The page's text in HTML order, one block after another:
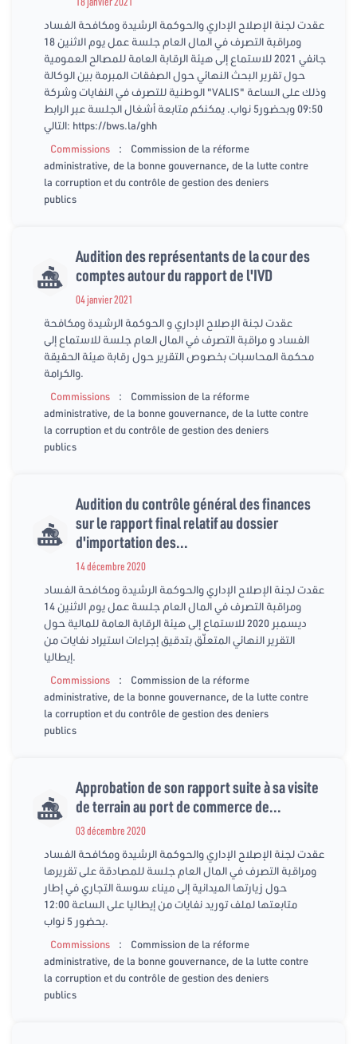
عقدت لجنة الإصلاح الإداري والحوكمة الرشيدة ومكافحة الفساد
ومراقبة التصرف في المال العام جلسة عمل يوم الاثنين 18
جانفي 2021 للاستماع إلى هيئة الرقابة العامة للمصالح العمومية
حول تقرير البحث النهائي حول الصفقات المبرمة بين الوكالة
الوطنية للتصرف في النفايات وشركة "VALIS" وذلك على الساعة
09:50 وبحضور5 نواب. يمكنكم متابعة أشغال الجلسة عبر الرابط
التالي: https://bws.la/ghh
Commissions
:
Commission de la réforme
administrative, de la bonne gouvernance, de la lutte contre
la corruption et du contrôle de gestion des deniers
publics
Audition des représentants de la cour des
comptes autour du rapport de l'IVD
04 janvier 2021
عقدت لجنة الإصلاح الإداري و الحوكمة الرشيدة ومكافحة
الفساد و مراقبة التصرف في المال العام جلسة للاستماع إلى
محكمة المحاسبات بخصوص التقرير حول رقابة هيئة الحقيقة
والكرامة.
Commissions
:
Commission de la réforme
administrative, de la bonne gouvernance, de la lutte contre
la corruption et du contrôle de gestion des deniers
publics
Audition du contrôle général des finances
sur le rapport final relatif au dossier
d'importation des...
14 décembre 2020
عقدت لجنة الإصلاح الإداري والحوكمة الرشيدة ومكافحة الفساد
ومراقبة التصرف في المال العام جلسة عمل يوم الاثنين 14
ديسمبر 2020 للاستماع إلى هيئة الرقابة العامة للمالية حول
التقرير النهائي المتعلّق بتدقيق إجراءات استيراد نفايات من
إيطاليا.
Commissions
:
Commission de la réforme
administrative, de la bonne gouvernance, de la lutte contre
la corruption et du contrôle de gestion des deniers
publics
Approbation de son rapport suite à sa visite
de terrain au port de commerce de...
03 décembre 2020
عقدت لجنة الإصلاح الإداري والحوكمة الرشيدة ومكافحة الفساد
ومراقبة التصرف في المال العام جلسة للمصادقة على تقريرها
حول زيارتها الميدانية إلى ميناء سوسة التجاري في إطار
متابعتها لملف توريد نفايات من إيطاليا على الساعة 12:00
بحضور 5 نواب.
Commissions
:
Commission de la réforme
administrative, de la bonne gouvernance, de la lutte contre
la corruption et du contrôle de gestion des deniers
publics